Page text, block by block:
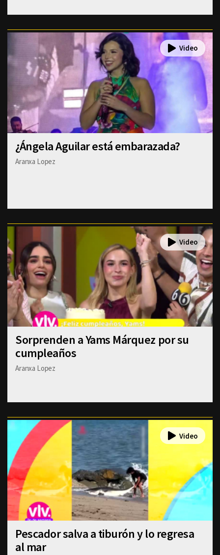
¿Ángela Aguilar está embarazada?
Aranxa Lopez
Sorprenden a Yams Márquez por su
cumpleaños
Aranxa Lopez
Pescador salva a tiburón y lo regresa
al mar